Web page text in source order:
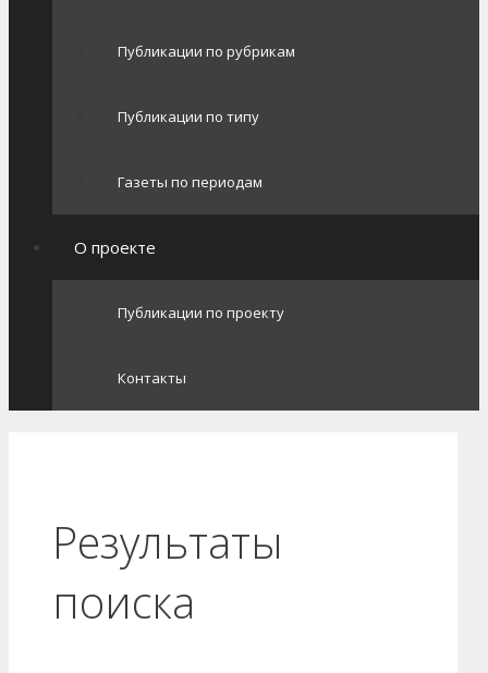
Публикации по рубрикам
Публикации по типу
Газеты по периодам
О проекте
Публикации по проекту
Контакты
Результаты
поиска